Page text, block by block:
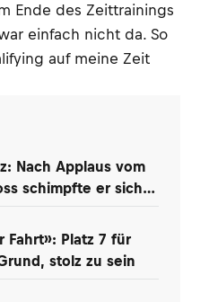
Ende des Zeittrainings
einfach nicht da. So
auf meine Zeit
Nach Applaus vom
schimpfte er sich
Fahrt»: Platz 7 für
stolz zu sein